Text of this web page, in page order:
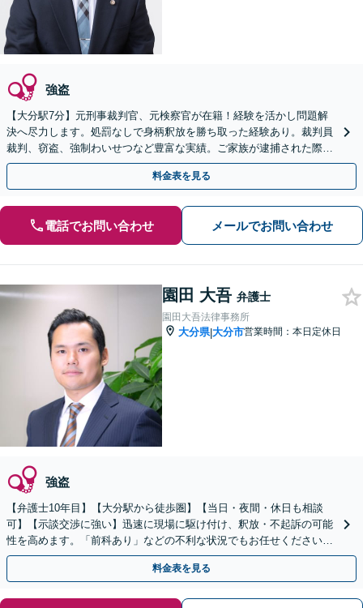
強盗
【大分駅7分】元刑事裁判官、元検察官が在籍！経験を活かし問題解
決へ尽力します。処罰なしで身柄釈放を勝ち取った経験あり。裁判員
裁判、窃盗、強制わいせつなど豊富な実績。ご家族が逮捕された際も
お任せください。【初回面談無料】【夜間対応可】
料金表を見る
電話でお問い合わせ メールでお問い合わせ
園田 大吾 弁護士
園田大吾法律事務所
大分県|大分市営業時間：本日定休日
強盗
【弁護士10年目】【大分駅から徒歩圏】【当日・夜間・休日も相談
可】【示談交渉に強い】迅速に現場に駆け付け、釈放・不起訴の可能
性を高めます。「前科あり」などの不利な状況でもお任せください！
ご依頼人へのこまめな報告は「強い安心感がある」と定評
料金表を見る